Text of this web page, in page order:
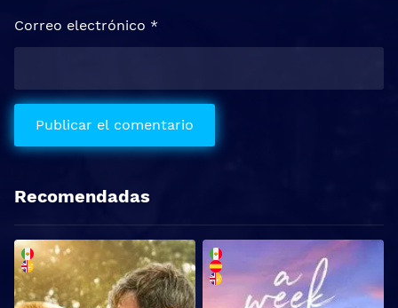
Correo electrónico *
Recomendadas